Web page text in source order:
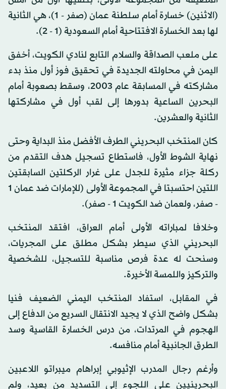
(الاثنين) خسارة أمام سلطنة عمان (صفر - 1)، هي الثانية
لها بعد الخسارة الافتتاحية أمام السعودية (1 - 2).
على ملعب الصداقة والسلام التابع لنادي الكويت، أخفق
اليمن في محاولته الجديدة في تحقيق فوز أول منذ بدء
مشاركته في المسابقة عام 2003، وسقط بصعوبة أمام
البحرين الساعية بدورها إلى لقب أول في مشاركتها
الثانية والعشرين.
كان المنتخب البحريني الطرف الأفضل منذ البداية وحتى
نهاية الشوط الأول، فاستطاع تسجيل هدف التقدم من
ركلة جزاء مثيرة للجدل على غرار الركلتين السابقتين
اللتين احتسبتا في المجموعة الأولى (للإمارات ضد عمان 1
- صفر، ولعمان ضد الكويت 1 - صفر).
وخلافا لمباراته الأولى أمام العراق، افتقد المنتخب
البحريني الذي سيطر بشكل مطلق على المجريات،
وسنحت له عدة فرص مناسبة للتسجيل، للشخصية
والتركيز واللمسة الأخيرة.
في المقابل، استفاد المنتخب اليمني الضعيف فنيا
بشكل واضح الذي لا يجيد الانتقال السريع من الدفاع إلى
الهجوم في المرتدات، من درس الخسارة القاسية وسد
الطرق الجانبية أمام منافسه.
وأرغم رجال المدرب الإثيوبي إبراهام ميبراتو اللاعبين
البحرينيين على اللجوء إلى التسديد من بعيد، ولم